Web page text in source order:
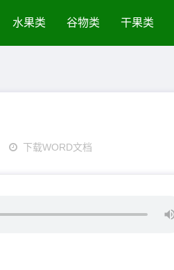
水果类 谷物类 干果类
下载WORD文档